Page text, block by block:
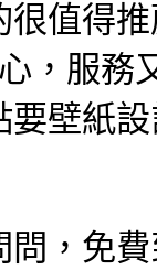
很值得
，服務
要壁紙
問，免